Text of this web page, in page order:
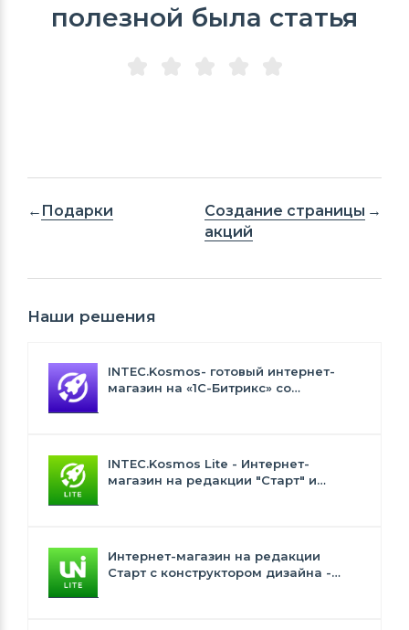
полезной была статья
Подарки
Создание страницы
акций
Наши решения
INTEC.Kosmos- готовый интернет-
магазин на «1С-Битрикс» со
INTEC.Kosmos Lite - Интернет-
магазин на редакции "Старт" и
Интернет-магазин на редакции
Старт с конструктором дизайна -